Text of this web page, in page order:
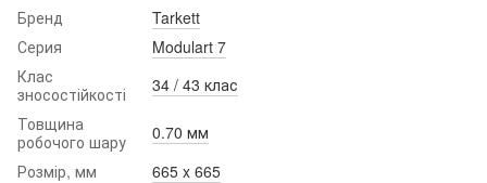
Бренд
Tarkett
Серия
Modulart 7
Клас
зносостійкості
34 / 43 клас
Товщина
робочого шару
0.70 мм
Розмір, мм
665 x 665